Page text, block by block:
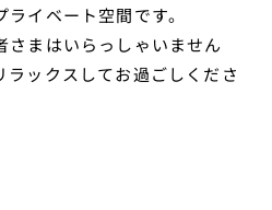
イベート空間です。
さまはいらっしゃいません
ラックスしてお過ごしくださ